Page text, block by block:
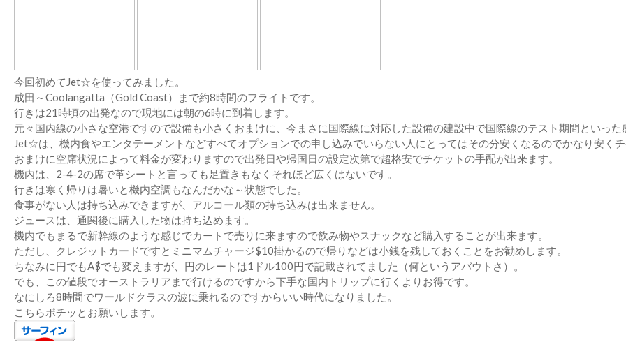
今回初めてJet☆を使ってみました。
成田～Coolangatta（Gold Coast）まで約8時間のフライトです。
行きは21時頃の出発なので現地には朝の6時に到着します。
元々国内線の小さな空港ですので設備も小さくおまけに、今まさに国際線に対応した設備の建設中で国際線のテスト期間といった
Jet☆は、機内食やエンタテーメントなどすべてオプションでの申し込みでいらない人にとってはその分安くなるのでかなり安くチ
おまけに空席状況によって料金が変わりますので出発日や帰国日の設定次第で超格安でチケットの手配が出来ます。
機内は、2-4-2の席で革シートと言っても足置きもなくそれほど広くはないです。
行きは寒く帰りは暑いと機内空調もなんだかな～状態でした。
食事がない人は持ち込みできますが、アルコール類の持ち込みは出来ません。
ジュースは、通関後に購入した物は持ち込めます。
機内でもまるで新幹線のような感じでカートで売りに来ますので飲み物やスナックなど購入することが出来ます。
ただし、クレジットカードですとミニマムチャージ$10掛かるので帰りなどは小銭を残しておくことをお勧めします。
ちなみに円でもA$でも変えますが、円のレートは1ドル100円で記載されてました（何というアバウトさ）。
でも、この値段でオーストラリアまで行けるのですから下手な国内トリップに行くよりお得です。
なにしろ8時間でワールドクラスの波に乗れるのですからいい時代になりました。
こちらポチッとお願いします。